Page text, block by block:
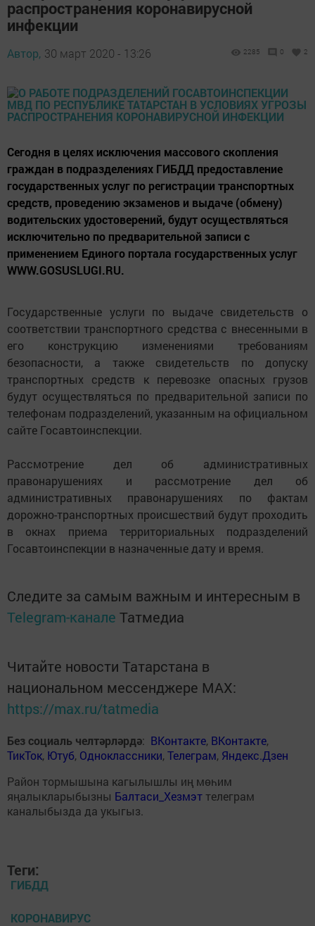
распространения коронавирусной
инфекции
Автор, 30 март 2020 - 13:26 2285 0 2
Сегодня в целях исключения массового скопления
граждан в подразделениях ГИБДД предоставление
государственных услуг по регистрации транспортных
средств, проведению экзаменов и выдаче (обмену)
водительских удостоверений, будут осуществляться
исключительно по предварительной записи с
применением Единого портала государственных услуг
WWW.GOSUSLUGI.RU.
Государственные услуги по выдаче свидетельств о
соответствии транспортного средства с внесенными в
его конструкцию изменениями требованиям
безопасности, а также свидетельств по допуску
транспортных средств к перевозке опасных грузов
будут осуществляться по предварительной записи по
телефонам подразделений, указанным на официальном
сайте Госавтоинспекции.
Рассмотрение дел об административных
правонарушениях и рассмотрение дел об
административных правонарушениях по фактам
дорожно-транспортных происшествий будут проходить
в окнах приема территориальных подразделений
Госавтоинспекции в назначенные дату и время.
Следите за самым важным и интересным в
Telegram-канале Татмедиа
Читайте новости Татарстана в
национальном мессенджере MАХ:
https://max.ru/tatmedia
Без социаль челтәрләрдә: ВКонтакте, ВКонтакте,
ТикТок, Ютуб, Одноклассники,Телеграм, Яндекс.Дзен
Район тормышына кагылышлы иң мөһим
яңалыкларыбызны Балтаси_Хезмэт телеграм
каналыбызда да укыгыз.
Теги:
ГИБДД
КОРОНАВИРУС